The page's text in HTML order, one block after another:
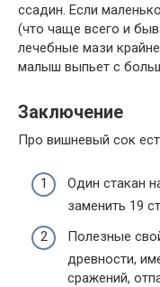
ссадин. Если
(что чаще всего и
лечебные мази
малыш выпьет с
Заключение
Про вишневый сок
Один стакан
заменить 19
Полезные
древности,
сражений,